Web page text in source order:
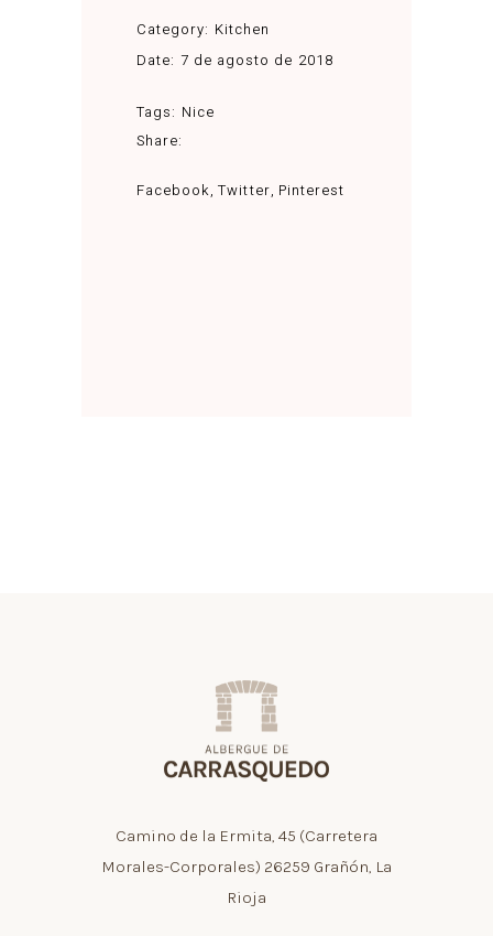
Category: Kitchen
Date: 7 de agosto de 2018
Tags: Nice
Share:
Facebook Twitter Pinterest
Camino de la Ermita, 45 (Carretera
Morales-Corporales) 26259 Grañón, La
Rioja